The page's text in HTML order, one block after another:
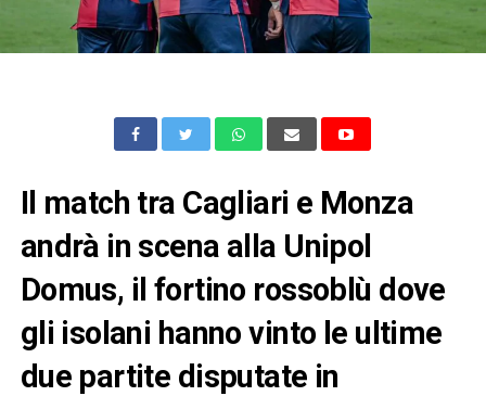
Il match tra Cagliari e Monza
andrà in scena alla Unipol
Domus, il fortino rossoblù dove
gli isolani hanno vinto le ultime
due partite disputate in